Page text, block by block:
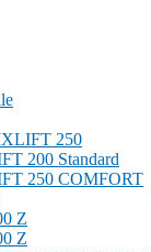
250
200 Standard
250 COMFORT
Z
Z